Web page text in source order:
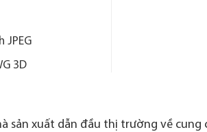
JPEG
3D
sản xuất dẫn đầu thị trường về